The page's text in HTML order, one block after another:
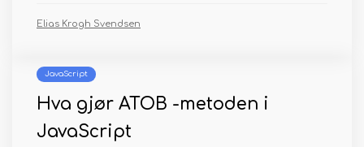
Elias Krogh Svendsen
JavaScript
Hva gjør ATOB -metoden i
JavaScript